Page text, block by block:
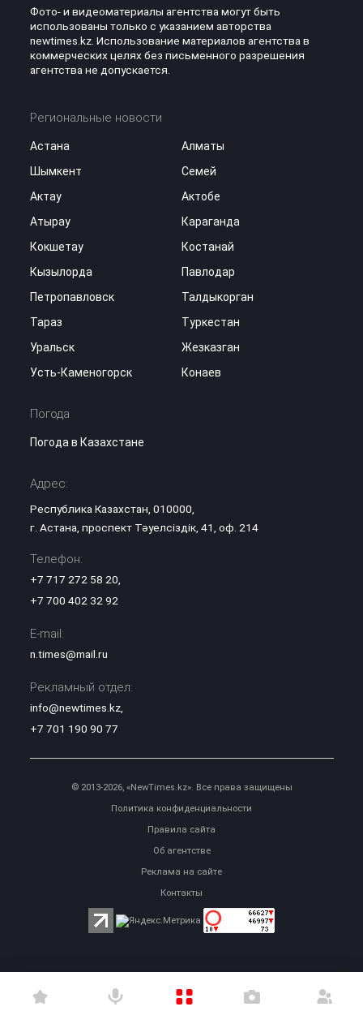
Фото- и видеоматериалы агентства могут быть
использованы только с указанием авторства
newtimes.kz. Использование материалов агентства в
коммерческих целях без письменного разрешения
агентства не допускается.
Региональные новости
Астана
Алматы
Шымкент
Семей
Актау
Актобе
Атырау
Караганда
Кокшетау
Костанай
Кызылорда
Павлодар
Петропавловск
Талдыкорган
Тараз
Туркестан
Уральск
Жезказган
Усть-Каменогорск
Конаев
Погода
Погода в Казахстане
Адрес:
Республика Казахстан, 010000,
г. Астана, проспект Тәуелсіздік, 41, оф. 214
Телефон:
+7 717 272 58 20,
+7 700 402 32 92
E-mail:
n.times@mail.ru
Рекламный отдел:
info@newtimes.kz,
+7 701 190 90 77
© 2013-2026, «NewTimes.kz». Все права защищены
Политика конфиденциальности
Правила сайта
Об агентстве
Реклама на сайте
Контакты